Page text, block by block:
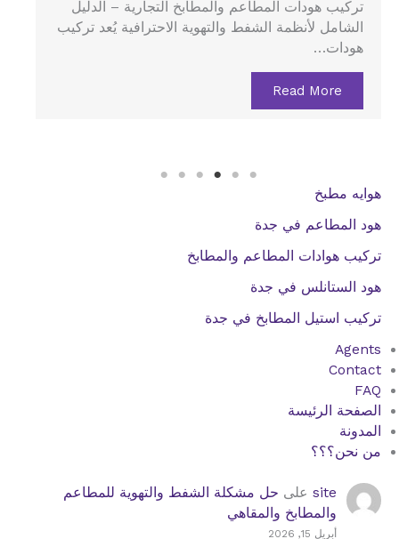
هود الستانلس في جدة – الدليل الشامل لتركيب هود
المطاعم والمطابخ المركزية يُعد هود الستانلس…
Read More
هوايه مطبخ
هود المطاعم في جدة
تركيب هوادات المطاعم والمطابخ
هود الستانلس في جدة
تركيب استيل المطابخ في جدة
Agents
Contact
FAQ
الصفحة الرئيسة
المدونة
من نحن؟؟؟
site على حل مشكلة الشفط والتهوية للمطاعم
والمطابخ والمقاهي
أبريل 15, 2026